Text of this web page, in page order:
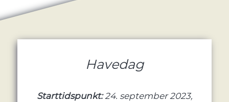
Havedag
Starttidspunkt:24. september 2023,